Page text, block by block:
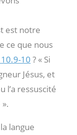
est notre
ce que nous
10 ? « Si
Jésus, et
l’a ressuscité
langue